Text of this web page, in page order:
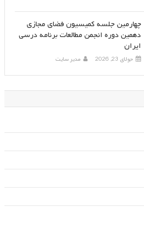
چهارمین جلسه کمیسیون فضای مجازی
دهمین دوره انجمن مطالعات برنامه درسی
ایران
جولای 23, 2026 مدیر سایت